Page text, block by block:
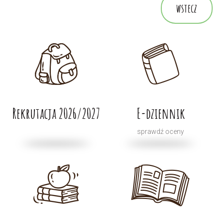
wstecz
Rekrutacja 2026/2027 E-dziennik
sprawdź oceny